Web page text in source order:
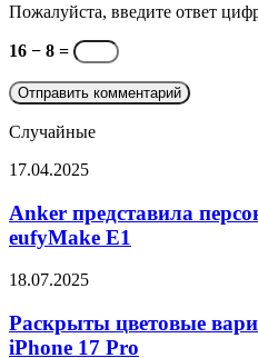
Пожалуйста, введите ответ
16 − 8 =
Случайные
Anker
персональный
УФ-
принтер
E1
17.04.2025
Anker представила
eufyMake E1
Раскрыты
варианты
смартфонов
18.07.2025
Раскрыты цветовые
iPhone 17 Pro